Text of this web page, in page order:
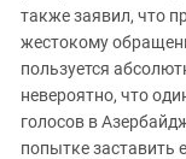
также заявил, что
жестокому
пользуется
невероятно, что
голосов в
попытке заставить